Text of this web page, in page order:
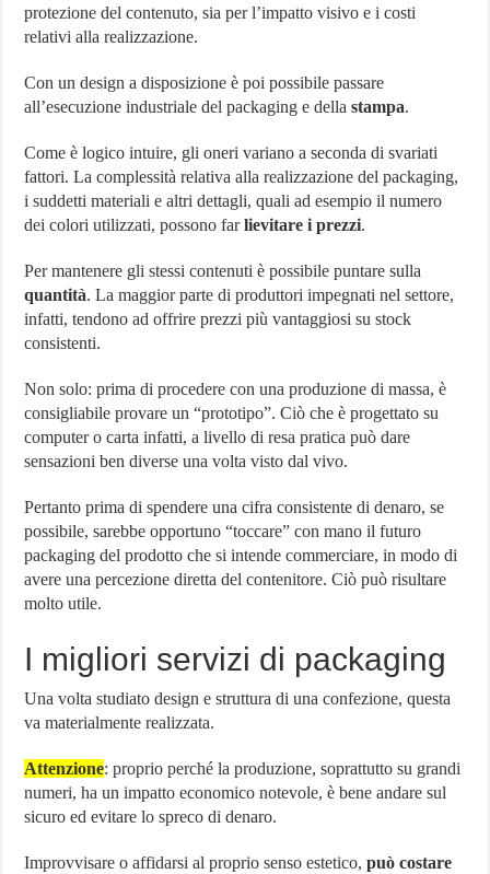
protezione del contenuto, sia per l’impatto visivo e i costi
relativi alla realizzazione.
Con un design a disposizione è poi possibile passare
all’esecuzione industriale del packaging e dellastampa.
Come è logico intuire, gli oneri variano a seconda di svariati
fattori. La complessità relativa alla realizzazione del packaging,
i suddetti materiali e altri dettagli, quali ad esempio il numero
dei colori utilizzati, possono farlievitare i prezzi.
Per mantenere gli stessi contenuti è possibile puntare sulla
quantità. La maggior parte di produttori impegnati nel settore,
infatti, tendono ad offrire prezzi più vantaggiosi su stock
consistenti.
Non solo: prima di procedere con una produzione di massa, è
consigliabile provare un “prototipo”. Ciò che è progettato su
computer o carta infatti, a livello di resa pratica può dare
sensazioni ben diverse una volta visto dal vivo.
Pertanto prima di spendere una cifra consistente di denaro, se
possibile, sarebbe opportuno “toccare” con mano il futuro
packaging del prodotto che si intende commerciare, in modo di
avere una percezione diretta del contenitore. Ciò può risultare
molto utile.
I migliori servizi di packaging
Una volta studiato design e struttura di una confezione, questa
va materialmente realizzata.
Attenzione: proprio perché la produzione, soprattutto su grandi
numeri, ha un impatto economico notevole, è bene andare sul
sicuro ed evitare lo spreco di denaro.
Improvvisare o affidarsi al proprio senso estetico,può costare